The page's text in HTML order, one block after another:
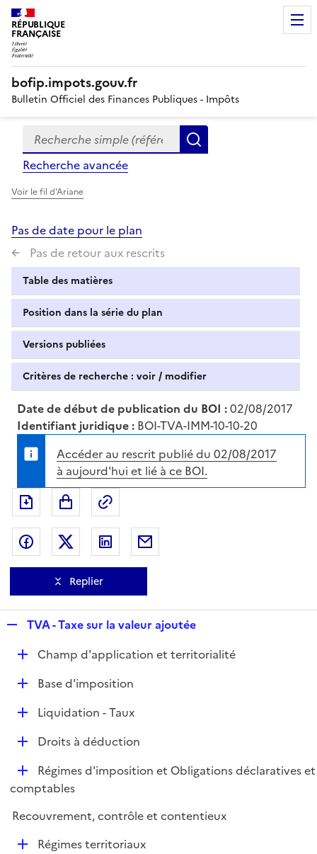
RÉPUBLIQUE
FRANÇAISE
bofip.impots.gouv.fr
Bulletin Officiel des Finances Publiques - Impôts
Formulaire
de
recherche
Recherche simple (références, mots clés, partie du
Recherche avancée
Voir le fil d'Ariane
Pas de date pour le plan
Pas de retour aux rescrits
Table des matières
Position dans la série du plan
Versions publiées
Critères de recherche : voir / modifier
Date de début de publication du BOI :02/08/2017
Identifiant juridique : BOI-TVA-IMM-10-10-20
Accéder au rescrit publié du 02/08/2017
à aujourd'hui et lié à ce BOI.
Exporter le document au format pdf
Partager sur Facebook
Partager sur Twitter
Partager sur LinkedIn
Replier
p
l
i
e
TVA - Taxe sur la valeur ajoutée
DChamp d'application et territorialité
D
r
Base d'imposition
D
e
r
Liquidation - Taux
D
l
e
Droits à déduction
D
é
l
Régimes d'imposition et Obligations déclaratives et
comptables
Recouvrement, contrôle et contentieux
DRégimes territoriaux